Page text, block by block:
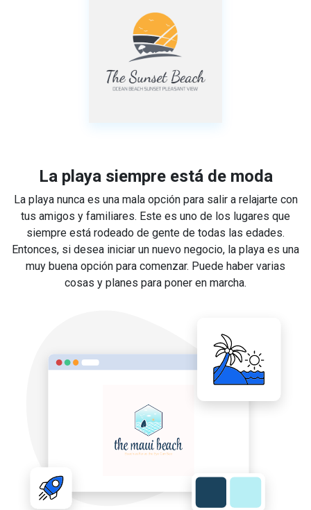
La playa siempre está de moda
La playa nunca es una mala opción para salir a relajarte con
tus amigos y familiares. Este es uno de los lugares que
siempre está rodeado de gente de todas las edades.
Entonces, si desea iniciar un nuevo negocio, la playa es una
muy buena opción para comenzar. Puede haber varias
cosas y planes para poner en marcha.